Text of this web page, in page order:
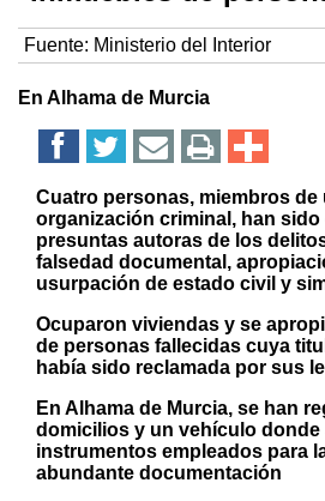
Fuente: Ministerio del Interior
En Alhama de Murcia
Cuatro personas, miembros de
organización criminal, han
presuntas autoras de los
falsedad documental,
usurpación de estado civil y
Ocuparon viviendas y se
de personas fallecidas cuya
había sido reclamada por sus
En Alhama de Murcia, se han
domicilios y un vehículo donde
instrumentos empleados para
abundante documentación